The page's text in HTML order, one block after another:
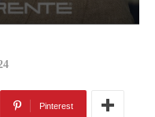
Pinterest